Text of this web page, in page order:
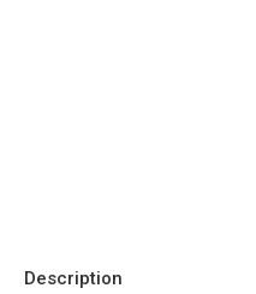
Description